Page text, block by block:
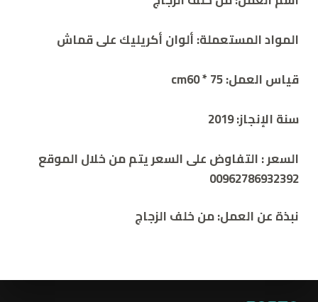
المواد المستعملة: ألوان أكريليك على قماش
قياس العمل: 75 * cm60
سنة الإنجاز:2019
السعر :التفاوض على السعر يتم من خلال الموقع
00962786932392
نبذة عن العمل:من خلف الزجاج